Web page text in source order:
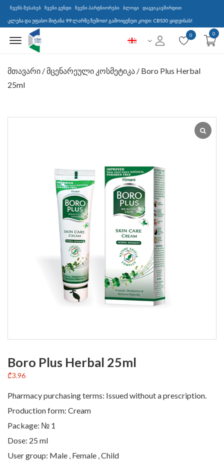
ჩვენს შესახებ ჩვენი გუნდი ჩვენი პარტნიორები ბლოგი დაგვიკავშირდით
და უფასო მიტანა 99 ლარზე ზემოთ! გამოიყენეთ კოდი: CBS30 ყიდვისას!
Menu Open 0 0
მთავარი /მცენარეული კოსმეტიკა / Boro Plus Herbal
25ml
Boro Plus Herbal 25ml
₾3.96
Pharmacy purchasing terms: Issued without a prescription.
Production form: Cream
Package: № 1
Dose: 25 ml
User group: Male , Female , Child